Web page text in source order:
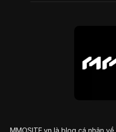
MMOSITE.vn là blog cá nhân